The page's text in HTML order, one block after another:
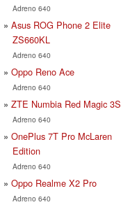
Adreno 640
Asus ROG Phone 2 Elite
ZS660KL
Adreno 640
Oppo Reno Ace
Adreno 640
ZTE Numbia Red Magic 3S
Adreno 640
OnePlus 7T Pro McLaren
Edition
Adreno 640
Oppo Realme X2 Pro
Adreno 640